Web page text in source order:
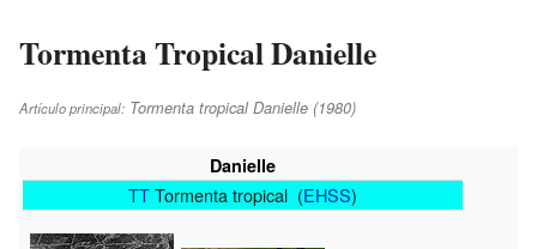
Tormenta Tropical Danielle
Artículo principal: Tormenta tropical Danielle (1980)
Danielle
TTTormenta tropical (EHSS)